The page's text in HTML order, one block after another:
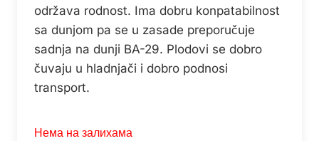
održava rodnost. Ima dobru konpatabilnost
sa dunjom pa se u zasade preporučuje
sadnja na dunji BA-29. Plodovi se dobro
čuvaju u hladnjači i dobro podnosi
transport.
Нема на залихама